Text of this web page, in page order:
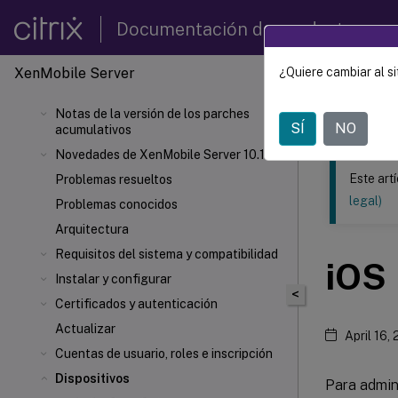
Documentación de productos
XenMobile Server
Notas de la versión de los parches
acumulativos
Novedades de XenMobile Server 10.16
Problemas resueltos
Problemas conocidos
Arquitectura
Requisitos del sistema y compatibilidad
Instalar y configurar
Certificados y autenticación
Actualizar
Cuentas de usuario, roles e inscripción
Dispositivos
Este
<
Este
legal)
iOS
April 16,
Para
¿Quiere cambiar al
SÍ NO